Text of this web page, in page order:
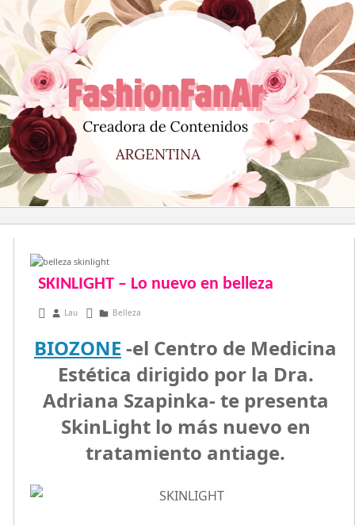
al
contenido
SKINLIGHT – Lo nuevo en belleza
mayo 10, 2015
Lau Belleza
BIOZONE -el Centro de Medicina
Estética dirigido por la Dra.
Adriana Szapinka- te presenta
SkinLight lo más nuevo en
tratamiento antiage.